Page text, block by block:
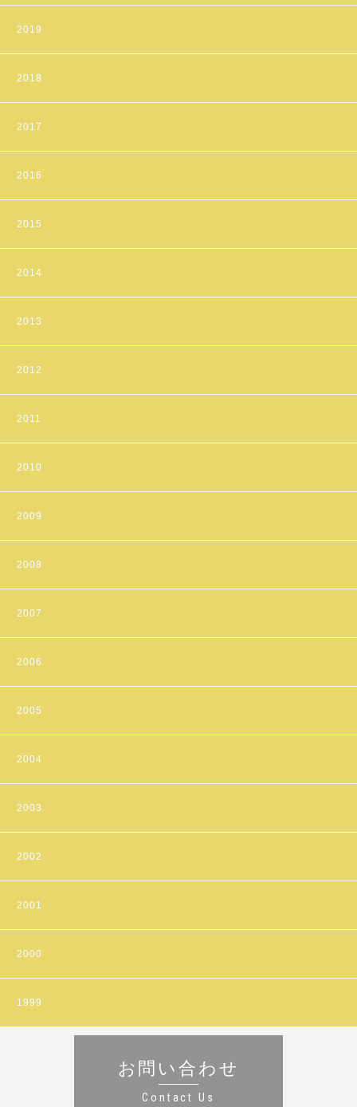
2019
2018
2017
2016
2015
2014
2013
2012
2011
2010
2009
2008
2007
2006
2005
2004
2003
2002
2001
2000
1999
お問い合わせ
Contact Us